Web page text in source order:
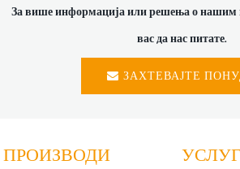
За више информација или решења о нашим
вас да нас питате.
ЗАХТЕВАЈТЕ
ПРОИЗВОДИ